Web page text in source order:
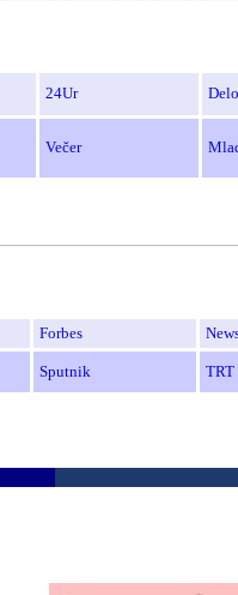
24Ur Delo
Večer
Forbes
Sputnik TRT